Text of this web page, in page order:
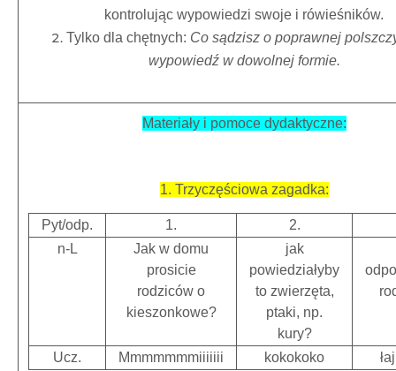
kontrolując wypowiedzi swoje i rówieśników.
Tylko dla chętnych: Co sądzisz o poprawnej
wypowiedź w dowolnej formie.
Materiały i pomoce dydaktyczne:
1. Trzyczęściowa zagadka:
Pyt/odp. 1.
2.
n-L
Jak w domu
prosicie
rodziców o
kieszonkowe?
jak
powiedziałyby
to zwierzęta,
ptaki, np.
kury?
Ucz. Mmmmmmmiiiiiii kokokoko